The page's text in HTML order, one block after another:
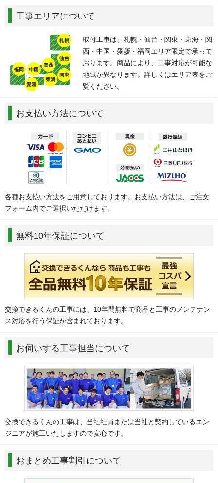
工事エリアについて
取付工事は、札幌・仙台・関東・東海・関
西・中国・愛媛・福岡エリア限定で承って
おります。商品により、工事対応が可能な
地域が異なります。詳しくはエリア表をご
覧ください。
お支払い方法について
各種お支払い方法をご用意しております。お支払い方法は、ご注文
フォーム内でご選択いただけます。
無料10年保証について
交換できるくんの工事には、10年間無料で商品と工事のメンテナン
ス対応を行う保証が含まれております。
お伺いする工事担当について
交換できるくんの工事は、当社社員または当社と契約しているエン
ジニアが施工いたしますので安心です。
おまとめ工事割引について